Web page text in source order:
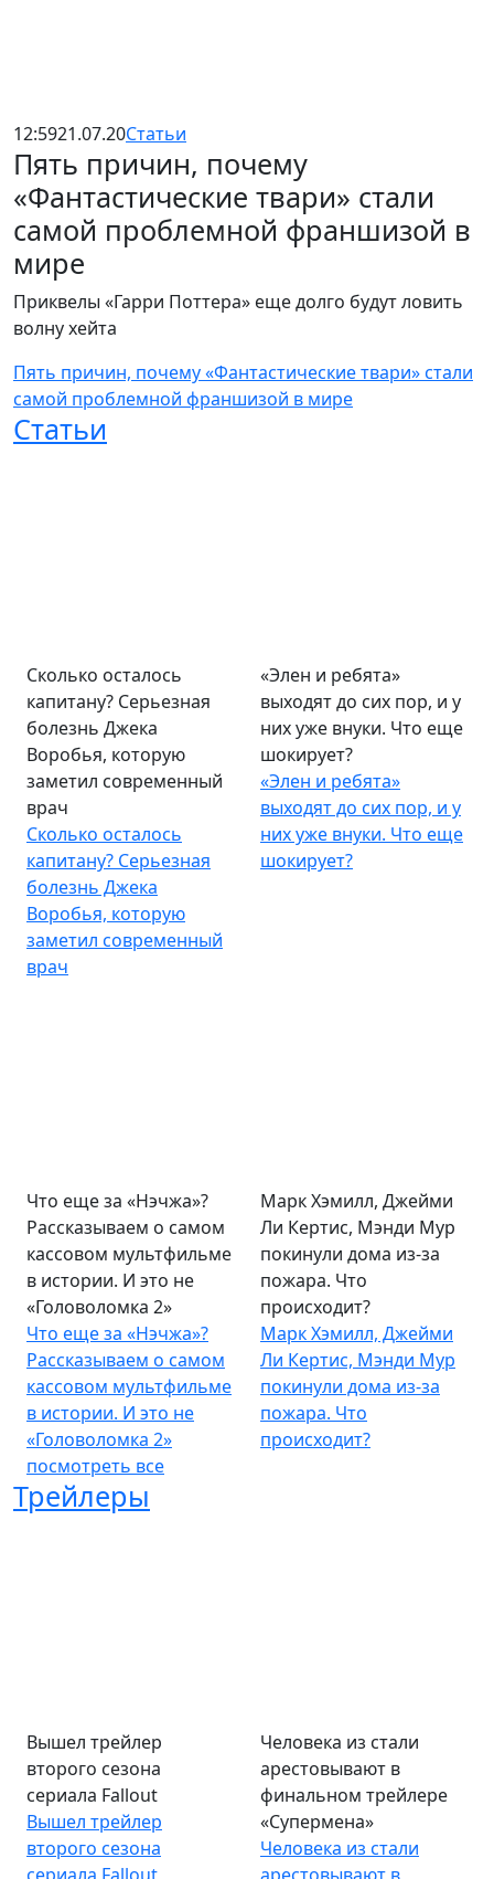
12:5921.07.20Статьи
Пять причин, почему
«Фантастические твари» стали
самой проблемной франшизой в
мире
Приквелы «Гарри Поттера» еще долго будут ловить
волну хейта
Пять причин, почему «Фантастические твари» стали
самой проблемной франшизой в мире
Статьи
Сколько осталось
капитану? Серьезная
болезнь Джека
Воробья, которую
заметил современный
врач
Сколько осталось
капитану? Серьезная
болезнь Джека
Воробья, которую
заметил современный
врач
«Элен и ребята»
выходят до сих пор, и у
них уже внуки. Что еще
шокирует?
«Элен и ребята»
выходят до сих пор, и у
них уже внуки. Что еще
шокирует?
Что еще за «Нэчжа»?
Рассказываем о самом
кассовом мультфильме
в истории. И это не
«Головоломка 2»
Что еще за «Нэчжа»?
Рассказываем о самом
кассовом мультфильме
в истории. И это не
«Головоломка 2»
Марк Хэмилл, Джейми
Ли Кертис, Мэнди Мур
покинули дома из-за
пожара. Что
происходит?
Марк Хэмилл, Джейми
Ли Кертис, Мэнди Мур
покинули дома из-за
пожара. Что
происходит?
посмотреть все
Трейлеры
Вышел трейлер
второго сезона
сериала Fallout
Вышел трейлер
второго сезона
Человека из стали
арестовывают в
финальном трейлере
«Супермена»
Человека из стали